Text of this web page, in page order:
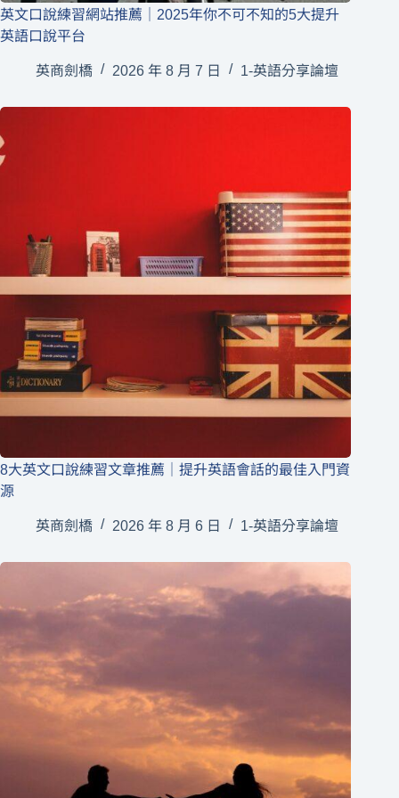
英文口說練習網站推薦｜2025年你不可不知的5大提升
英語口說平台
英商劍橋 2026 年 8 月 7 日 1-英語分享論壇
8大英文口說練習文章推薦｜提升英語會話的最佳入門資
源
英商劍橋 2026 年 8 月 6 日 1-英語分享論壇